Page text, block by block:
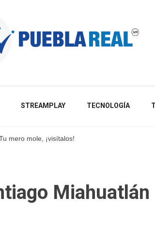
STREAMPLAY TECNOLOGÍA
mero mole, ¡visítalos!
Miahuatlán